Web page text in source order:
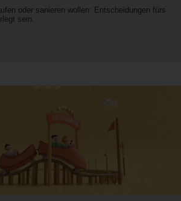
oder sanieren wollen: Entscheidungen fürs
sein.